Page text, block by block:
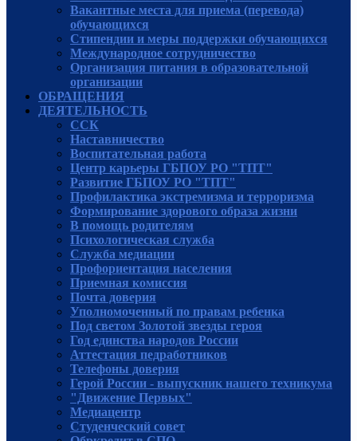
Вакантные места для приема (перевода)
обучающихся
Стипендии и меры поддержки обучающихся
Международное сотрудничество
Организация питания в образовательной
организации
ОБРАЩЕНИЯ
ДЕЯТЕЛЬНОСТЬ
ССК
Наставничество
Воспитательная работа
Центр карьеры ГБПОУ РО "ТПТ"
Развитие ГБПОУ РО "ТПТ"
Профилактика экстремизма и терроризма
Формирование здорового образа жизни
В помощь родителям
Психологическая служба
Служба медиации
Профориентация населения
Приемная комиссия
Почта доверия
Уполномоченный по правам ребенка
Под светом Золотой звезды героя
Год единства народов России
Аттестация педработников
Телефоны доверия
Герой России - выпускник нашего техникума
"Движение Первых"
Медиацентр
Студенческий совет